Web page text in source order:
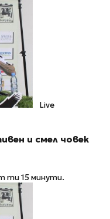
Live
и смел човек
ти 15 минути.